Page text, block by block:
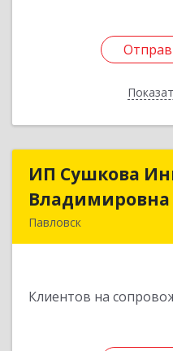
ИП Сушкова
Владимировна
Павловск
Клиентов на